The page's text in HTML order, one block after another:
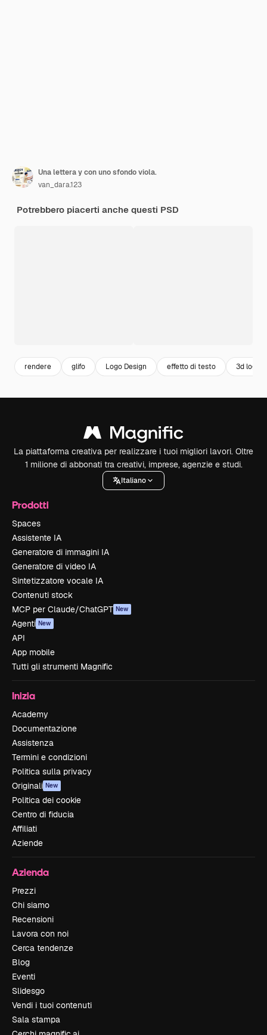
Una lettera y con uno sfondo viola.
van_dara.123
Potrebbero piacerti anche questi PSD
rendere glifo Logo Design effetto di testo 3d logo
La piattaforma creativa per realizzare i tuoi migliori lavori. Oltre
1 milione di abbonati tra creativi, imprese, agenzie e studi.
Italiano
Prodotti
Spaces
Assistente IA
Generatore di immagini IA
Generatore di video IA
Sintetizzatore vocale IA
Contenuti stock
MCP per Claude/ChatGPT New
Agenti New
API
App mobile
Tutti gli strumenti Magnific
Inizia
Academy
Documentazione
Assistenza
Termini e condizioni
Politica sulla privacy
Originali New
Politica dei cookie
Centro di fiducia
Affiliati
Aziende
Azienda
Prezzi
Chi siamo
Recensioni
Lavora con noi
Cerca tendenze
Blog
Eventi
Slidesgo
Vendi i tuoi contenuti
Sala stampa